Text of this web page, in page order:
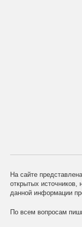
На сайте
открытых
данной информации
По всем вопросам